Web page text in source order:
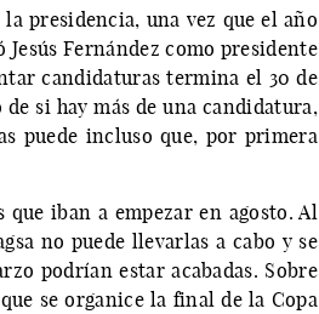
presidencia, una vez que el año
Fernández como presidente
candidaturas termina el 30 de
si hay más de una candidatura,
puede incluso que, por primera
que iban a empezar en agosto. Al
no puede llevarlas a cabo y se
podrían estar acabadas. Sobre
se organice la final de la Copa